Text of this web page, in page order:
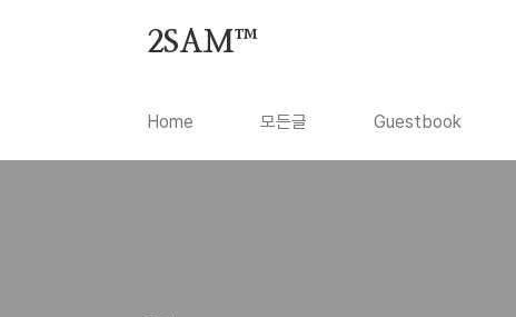
2SAM™
Home 모든글 Guestbook